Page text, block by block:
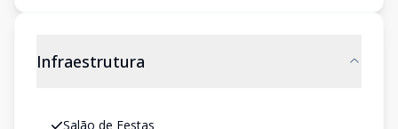
Infraestrutura
Salão de Festas